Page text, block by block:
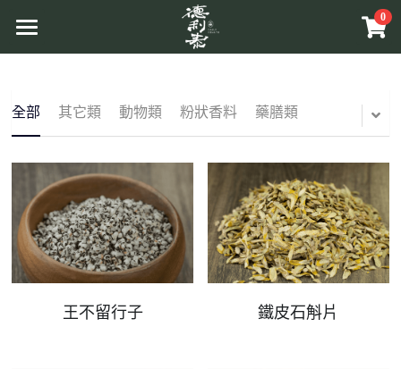
0
首頁
品牌介紹
溯源管理
原相工法
中草藥原料
辛香料植物
商品介紹
原草入茶
原香提味
原相養生
互動體驗
關於活動
更多資訊
相關報導
Facebook
全部 其它類 動物類 粉狀香料 藥膳類
王不留行子 鐵皮石斛片
×
商品分類
原草入茶